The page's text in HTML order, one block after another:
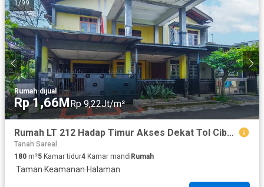
1/99
Rumah·dijual
Rp 1,66MRp 9,22Jt/m²
Rumah LT 212 Hadap Timur Akses Dekat Tol Cibadak 2 Siap Huni J-46919
Tanah Sareal
180 m²5 Kamar tidur4 Kamar mandiRumah
·Taman·Keamanan·Halaman